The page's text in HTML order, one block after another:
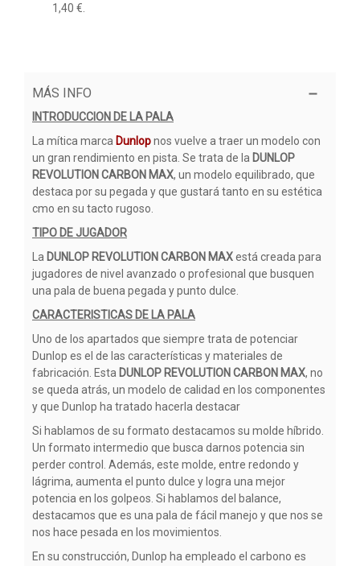
1,40 €
MÁS INFO
INTRODUCCION DE LA PALA
La mítica marca Dunlopnos vuelve a traer un modelo con
un gran rendimiento en pista. Se trata de la DUNLOP
REVOLUTION CARBON MAX, un modelo equilibrado, que
destaca por su pegada y que gustará tanto en su estética
cmo en su tacto rugoso.
TIPO DE JUGADOR
La DUNLOP REVOLUTION CARBON MAXestá creada para
jugadores de nivel avanzado o profesional que busquen
una pala de buena pegada y punto dulce.
CARACTERISTICAS DE LA PALA
Uno de los apartados que siempre trata de potenciar
Dunlop es el de las características y materiales de
fabricación. Esta DUNLOP REVOLUTION CARBON MAX, no
se queda atrás, un modelo de calidad en los componentes
y que Dunlop ha tratado hacerla destacar
Si hablamos de su formato destacamos su molde híbrido.
Un formato intermedio que busca darnos potencia sin
perder control. Además, este molde, entre redondo y
lágrima, aumenta el punto dulce y logra una mejor
potencia en los golpeos. Si hablamos del balance,
destacamos que es una pala de fácil manejo y que nos se
nos hace pesada en los movimientos.
En su construcción, Dunlop ha empleado el carbono es